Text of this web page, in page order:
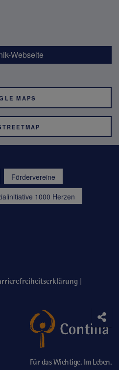
Webseite
MAPS
Fördervereine
1000 Herzen
|
Für das Wichtige. Im Leben.